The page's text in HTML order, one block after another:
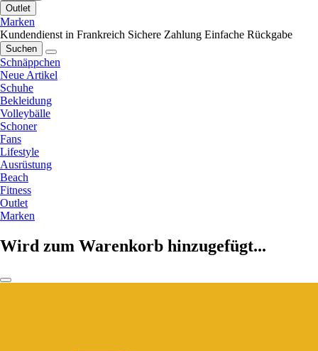
Outlet
Marken
Kundendienst in Frankreich Sichere Zahlung Einfache Rückgabe
Suchen
Schnäppchen
Neue Artikel
Schuhe
Bekleidung
Volleybälle
Schoner
Fans
Lifestyle
Ausrüstung
Beach
Fitness
Outlet
Marken
Wird zum Warenkorb hinzugefügt...